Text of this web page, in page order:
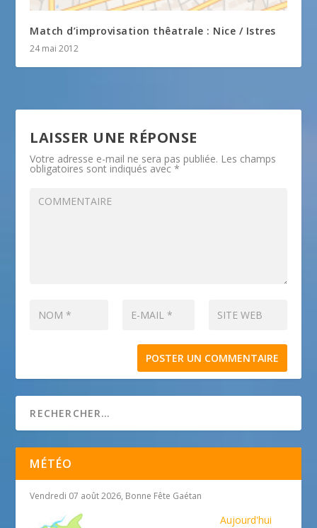
Match d’improvisation thêatrale : Nice / Istres
24 mai 2012
LAISSER UNE RÉPONSE
Votre adresse e-mail ne sera pas publiée. Les champs
obligatoires sont indiqués avec*
MÉTÉO
Vendredi 07 août 2026, Bonne Fête Gaétan
Aujourd'hui